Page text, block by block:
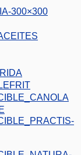
LEFRIT